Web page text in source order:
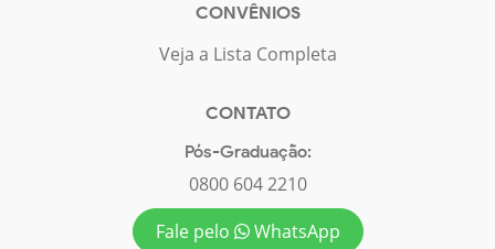
CONVÊNIOS
Veja a Lista Completa
CONTATO
Pós-Graduação:
0800 604 2210
Fale pelo
WhatsApp